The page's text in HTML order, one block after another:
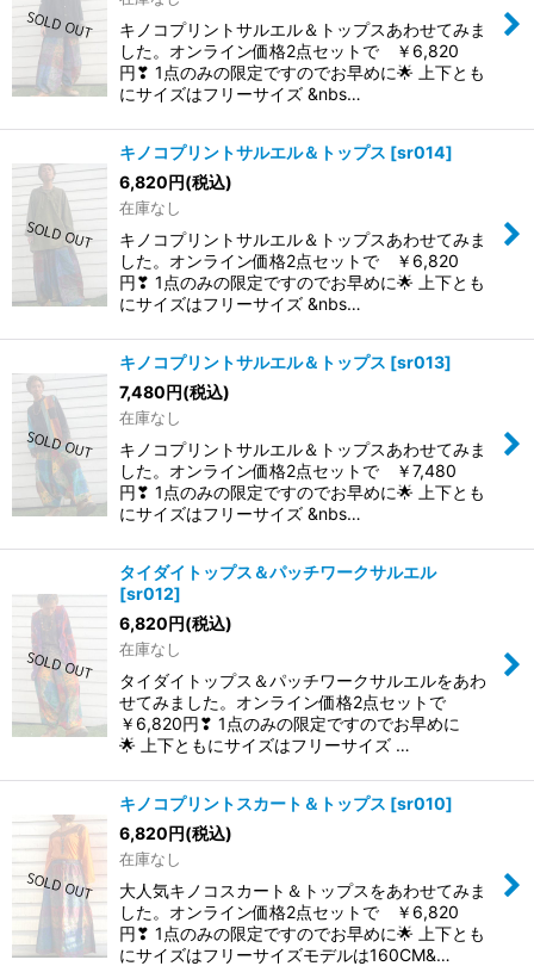
キノコプリントサルエル＆トップスあわせてみま
した。オンライン価格2点セットで ￥6,820
円❣ 1点のみの限定ですのでお早めに🌟 上下とも
にサイズはフリーサイズ &nbs…
キノコプリントサルエル＆トップス [sr014]
6,820円(税込)
在庫なし
キノコプリントサルエル＆トップスあわせてみま
した。オンライン価格2点セットで ￥6,820
円❣ 1点のみの限定ですのでお早めに🌟 上下とも
にサイズはフリーサイズ &nbs…
キノコプリントサルエル＆トップス [sr013]
7,480円(税込)
在庫なし
キノコプリントサルエル＆トップスあわせてみま
した。オンライン価格2点セットで ￥7,480
円❣ 1点のみの限定ですのでお早めに🌟 上下とも
にサイズはフリーサイズ &nbs…
タイダイトップス＆パッチワークサルエル
[sr012]
6,820円(税込)
在庫なし
タイダイトップス＆パッチワークサルエルをあわ
せてみました。オンライン価格2点セットで
￥6,820円❣ 1点のみの限定ですのでお早めに
🌟 上下ともにサイズはフリーサイズ …
キノコプリントスカート＆トップス [sr010]
6,820円(税込)
在庫なし
大人気キノコスカート＆トップスをあわせてみま
した。オンライン価格2点セットで ￥6,820
円❣ 1点のみの限定ですのでお早めに🌟 上下とも
にサイズはフリーサイズモデルは160CM&…